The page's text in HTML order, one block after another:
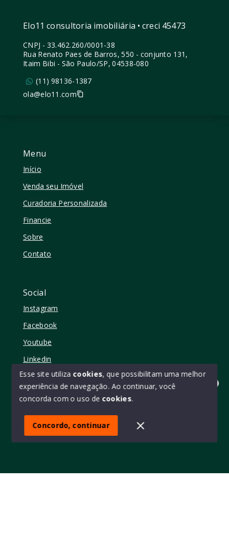
Olá! quer mudar de casa?
Menu
Início
Venda seu Imóvel
Curadoria Personalizada
Financie
Sobre
Contato
Social
Instagram
Facebook
Youtube
Linkedin
© Copyright 2026 - Elo11 consultoria imobiliária • creci
SITE PARA IMOBILIARIA
Elo11 consultoria imobiliária • creci 45473
CNPJ - 33.462.260/0001-38
Rua Renato Paes de Barros, 550 - conjunto 131,
Itaim Bibi - São Paulo/SP, 04538-080
(11) 98136-1387
ola@elo11.com
Esse site utiliza cookies, que possibilitam uma melhor
experiência de navegação. Ao continuar, você
concorda com o uso de cookies.
Concordo, continuar